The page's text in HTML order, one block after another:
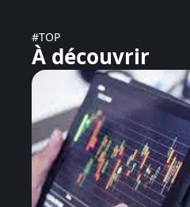
#TOP
À découvrir